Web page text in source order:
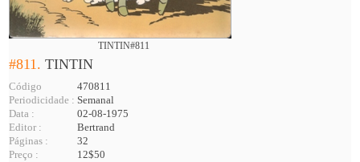
TINTIN#811
#811.TINTIN
Código
470811
Periodicidade : Semanal
Data :
02-08-1975
Editor :
Bertrand
Páginas :
32
Preço :
12$50